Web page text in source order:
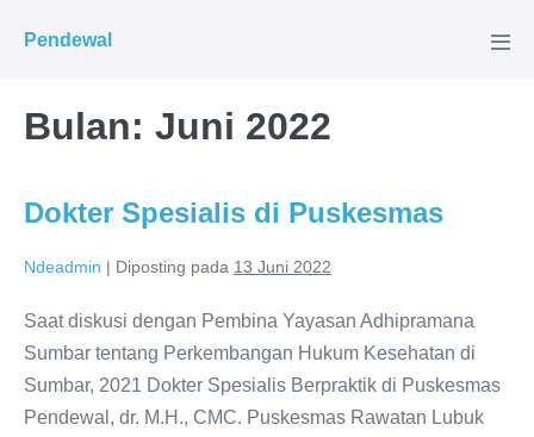
Pendewal
Bulan: Juni 2022
Dokter Spesialis di Puskesmas
Ndeadmin | Diposting pada 13 Juni 2022
Saat diskusi dengan Pembina Yayasan Adhipramana
Sumbar tentang Perkembangan Hukum Kesehatan di
Sumbar, 2021 Dokter Spesialis Berpraktik di Puskesmas
Pendewal, dr. M.H., CMC. Puskesmas Rawatan Lubuk